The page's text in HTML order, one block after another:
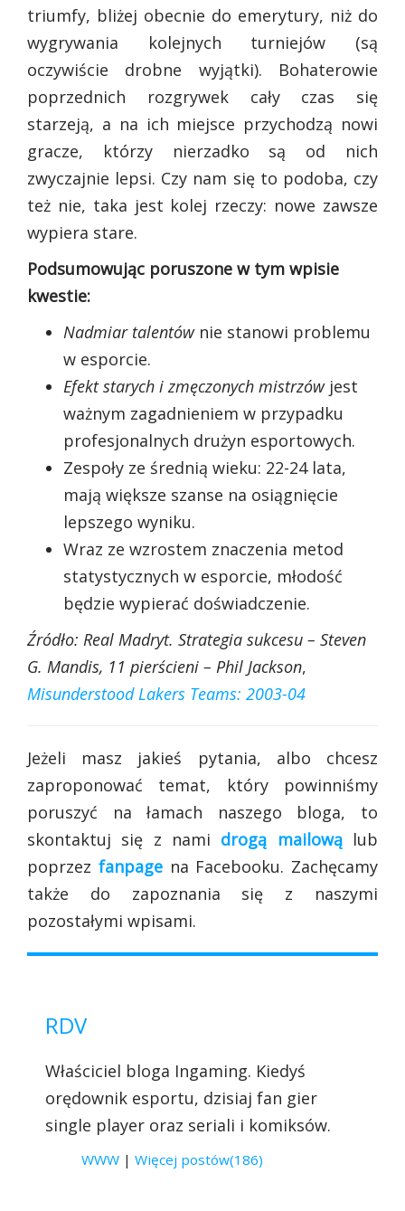
triumfy, bliżej obecnie do emerytury, niż do
wygrywania kolejnych turniejów (są
oczywiście drobne wyjątki). Bohaterowie
poprzednich rozgrywek cały czas się
starzeją, a na ich miejsce przychodzą nowi
gracze, którzy nierzadko są od nich
zwyczajnie lepsi. Czy nam się to podoba, czy
też nie, taka jest kolej rzeczy: nowe zawsze
wypiera stare.
Podsumowując poruszone w tym wpisie
kwestie:
Nadmiar talentównie stanowi problemu
w esporcie.
Efekt starych i zmęczonych mistrzów jest
ważnym zagadnieniem w przypadku
profesjonalnych drużyn esportowych.
Zespoły ze średnią wieku: 22-24 lata,
mają większe szanse na osiągnięcie
lepszego wyniku.
Wraz ze wzrostem znaczenia metod
statystycznych w esporcie, młodość
będzie wypierać doświadczenie.
Źródło: Real Madryt. Strategia sukcesu – Steven
G. Mandis, 11 pierścieni – Phil Jackson,
Misunderstood Lakers Teams: 2003-04
Jeżeli masz jakieś pytania, albo chcesz
zaproponować temat, który powinniśmy
poruszyć na łamach naszego bloga, to
skontaktuj się z nami drogą mailowąlub
poprzez fanpagena Facebooku. Zachęcamy
także do zapoznania się z naszymi
pozostałymi wpisami.
RDV
Właściciel bloga Ingaming. Kiedyś
orędownik esportu, dzisiaj fan gier
single player oraz seriali i komiksów.
WWW | Więcej postów(186)